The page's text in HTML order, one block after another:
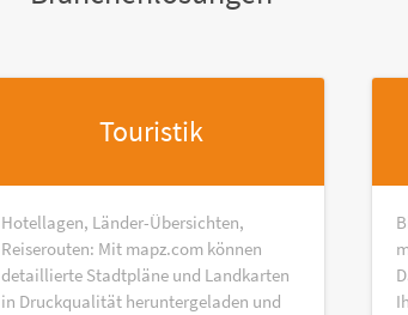
Touristik
Hotellagen, Länder-Übersichten,
Reiserouten: Mit mapz.com können
detaillierte Stadtpläne und Landkarten
in Druckqualität heruntergeladen und